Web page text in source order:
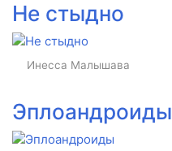
Не стыдно
Инесса Малышава
Эплоандроиды